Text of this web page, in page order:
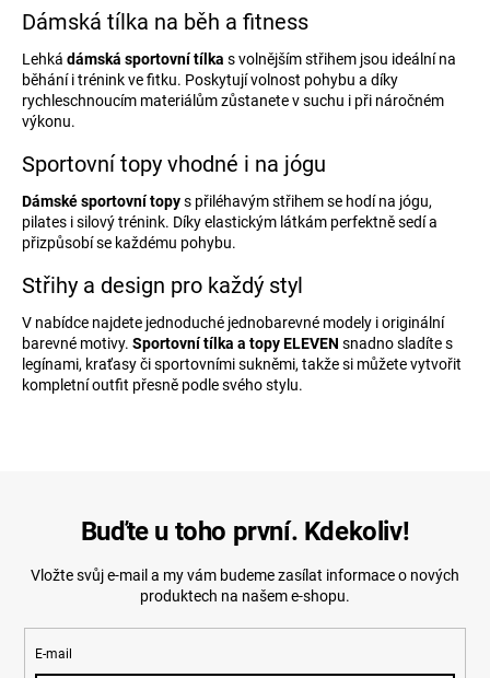
p
r
v
k
y
v
p
i
s
u
Dámská tílka na běh a fitness
Lehká dámská sportovní tílka s volnějším střihem jsou ideální na
běhání i trénink ve fitku. Poskytují volnost pohybu a díky
rychleschnoucím materiálům zůstanete v suchu i při náročném
výkonu.
Sportovní topy vhodné i na jógu
Dámské sportovní topys přiléhavým střihem se hodí na jógu,
pilates i silový trénink. Díky elastickým látkám perfektně sedí a
přizpůsobí se každému pohybu.
Střihy a design pro každý styl
V nabídce najdete jednoduché jednobarevné modely i originální
barevné motivy. Sportovní tílka a topy ELEVEN snadno sladíte s
legínami, kraťasy či sportovními sukněmi, takže si můžete vytvořit
kompletní outfit přesně podle svého stylu.
Buďte u toho první. Kdekoliv!
Vložte svůj e-mail a my vám budeme zasílat informace o nových
produktech na našem e-shopu.
E-mail